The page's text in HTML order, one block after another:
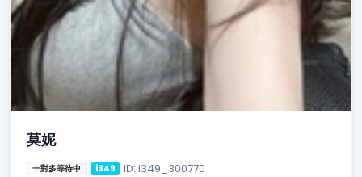
莫妮
一對多等待中 i349 ID: i349_300770